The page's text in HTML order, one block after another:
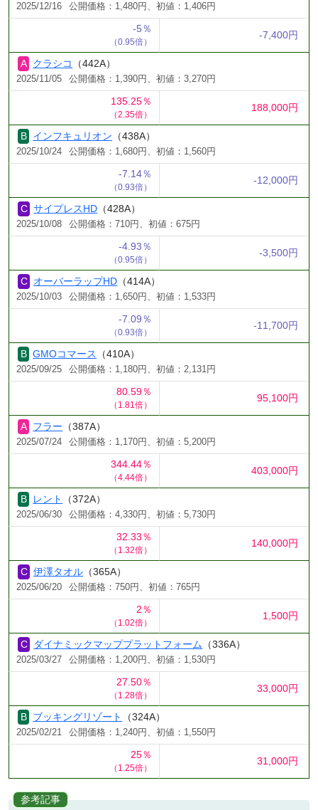
2025/12/16 公開価格：1,480円、初値：1,406円
-5％
（0.95倍）
-7,400円
クラシコ （442A）
2025/11/05 公開価格：1,390円、初値：3,270円
135.25％
（2.35倍）
188,000円
インフキュリオン （438A）
2025/10/24 公開価格：1,680円、初値：1,560円
-7.14％
（0.93倍）
-12,000円
サイプレスHD （428A）
2025/10/08 公開価格：710円、初値：675円
-4.93％
（0.95倍）
-3,500円
オーバーラップHD （414A）
2025/10/03 公開価格：1,650円、初値：1,533円
-7.09％
（0.93倍）
-11,700円
GMOコマース （410A）
2025/09/25 公開価格：1,180円、初値：2,131円
80.59％
（1.81倍）
95,100円
フラー （387A）
2025/07/24 公開価格：1,170円、初値：5,200円
344.44％
（4.44倍）
403,000円
レント （372A）
2025/06/30 公開価格：4,330円、初値：5,730円
32.33％
（1.32倍）
140,000円
伊澤タオル （365A）
2025/06/20 公開価格：750円、初値：765円
2％
（1.02倍）
1,500円
ダイナミックマッププラットフォーム （336A）
2025/03/27 公開価格：1,200円、初値：1,530円
27.50％
（1.28倍）
33,000円
ブッキングリゾート （324A）
2025/02/21 公開価格：1,240円、初値：1,550円
25％
（1.25倍）
31,000円
参考記事